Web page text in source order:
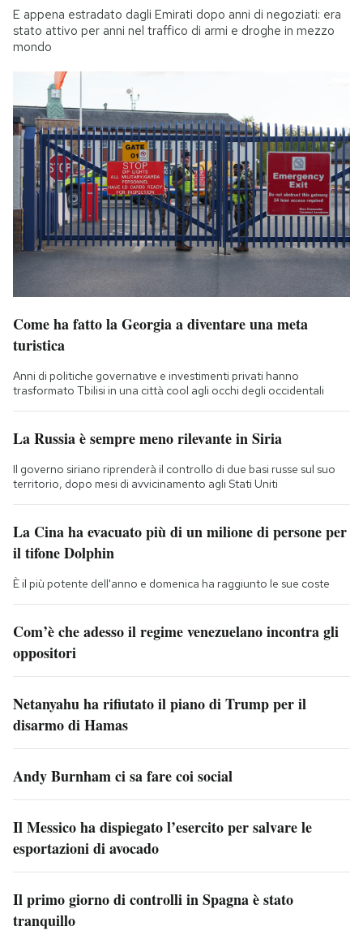
E appena estradato dagli Emirati dopo anni di negoziati: era
stato attivo per anni nel traffico di armi e droghe in mezzo
mondo
Come ha fatto la Georgia a diventare una meta
turistica
Anni di politiche governative e investimenti privati hanno
trasformato Tbilisi in una città cool agli occhi degli occidentali
La Russia è sempre meno rilevante in Siria
Il governo siriano riprenderà il controllo di due basi russe sul suo
territorio, dopo mesi di avvicinamento agli Stati Uniti
La Cina ha evacuato più di un milione di persone per
il tifone Dolphin
È il più potente dell'anno e domenica ha raggiunto le sue coste
Com’è che adesso il regime venezuelano incontra gli
oppositori
Netanyahu ha rifiutato il piano di Trump per il
disarmo di Hamas
Andy Burnham ci sa fare coi social
Il Messico ha dispiegato l’esercito per salvare le
esportazioni di avocado
Il primo giorno di controlli in Spagna è stato
tranquillo